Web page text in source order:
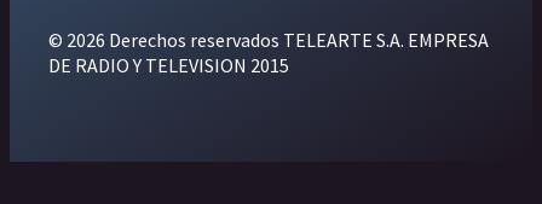
© 2026 Derechos reservados TELEARTE S.A. EMPRESA
DE RADIO Y TELEVISION 2015